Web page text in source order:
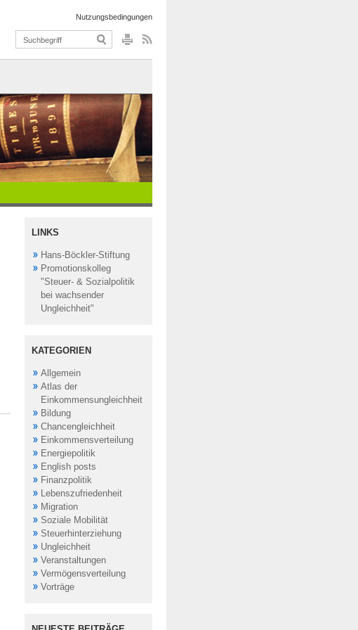
Nutzungsbedingungen
LINKS
Hans-Böckler-Stiftung
Promotionskolleg
"Steuer- & Sozialpolitik
bei wachsender
Ungleichheit"
KATEGORIEN
Allgemein
Atlas der
Einkommensungleichheit
Bildung
Chancengleichheit
Einkommensverteilung
Energiepolitik
English posts
Finanzpolitik
Lebenszufriedenheit
Migration
Soziale Mobilität
Steuerhinterziehung
Ungleichheit
Veranstaltungen
Vermögensverteilung
Vorträge